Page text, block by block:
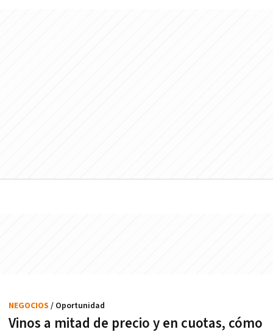
Vinos a mitad de precio y en cuotas, cómo
NEGOCIOS / Oportunidad